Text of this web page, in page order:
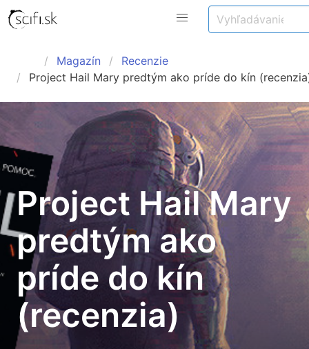
Magazín
Recenzie
Project Hail Mary predtým ako príde do kín
Project Hail Mary
predtým ako
príde do kín
(recenzia)